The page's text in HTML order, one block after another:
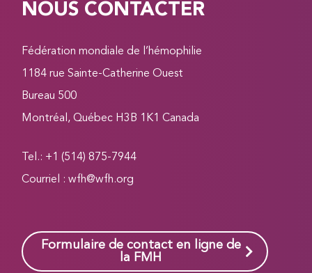
NOUS CONTACTER
Fédération mondiale de l’hémophilie
1184 rue Sainte-Catherine Ouest
Bureau 500
Montréal, Québec H3B 1K1 Canada
Tel.: +1 (514) 875-7944
Courriel :wfh@wfh.org
Formulaire de contact en ligne de
la FMH